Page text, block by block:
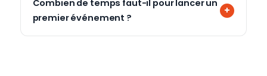
Combien de temps faut-il pour lancer un
premier événement ?